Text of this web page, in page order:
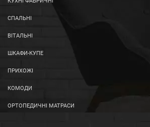
СПАЛЬНІ
ВІТАЛЬНІ
ШКАФИ-КУПЕ
ПРИХОЖІ
КОМОДИ
ОРТОПЕДИЧНІ МАТРАСИ